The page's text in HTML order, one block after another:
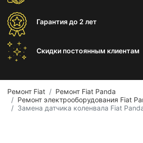
Гарантиядо 2 лет
Скидки постоянным клиентам
Ремонт Fiat
Ремонт Fiat Panda
Ремонт электрооборудования Fiat
Замена датчика коленвала Fiat